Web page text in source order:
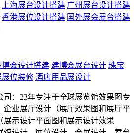
上海展台设计搭建 广州展台设计搭建
香港展位设计搭建 国外展会展台搭建
博会设计搭建 建博会展台设计 珠宝
展位装修 酒店用品展设计
司：23年专注于全球展览馆效果图专
企业展厅设计（展厅效果图和展厅平
展示设计平面图和展示设计效果